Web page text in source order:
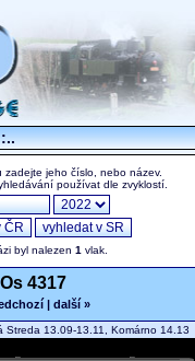
zadejte jeho číslo, nebo název.
používat dle zvyklostí.
byl nalezen 1 vlak.
Os 4317
| další »
Streda 13.09-13.11, Komárno 14.13